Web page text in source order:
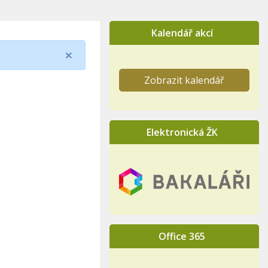
×
Kalendář akcí
Zobrazit kalendář
Elektronická ŽK
Office 365